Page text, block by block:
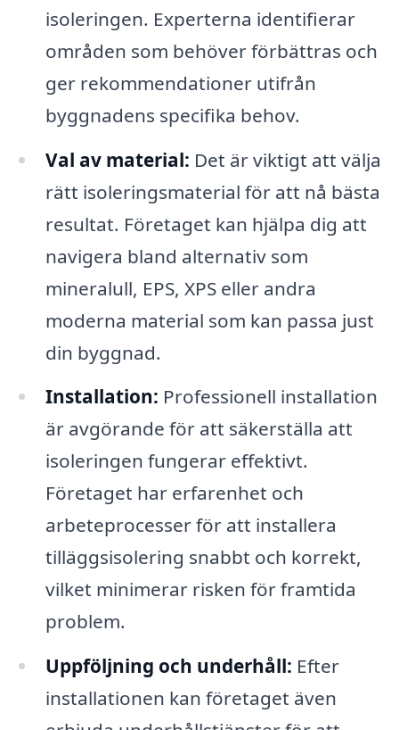
isoleringen. Experterna identifierar
områden som behöver förbättras och
ger rekommendationer utifrån
byggnadens specifika behov.
Val av material: Det är viktigt att välja
rätt isoleringsmaterial för att nå bästa
resultat. Företaget kan hjälpa dig att
navigera bland alternativ som
mineralull, EPS, XPS eller andra
moderna material som kan passa just
din byggnad.
Installation: Professionell installation
är avgörande för att säkerställa att
isoleringen fungerar effektivt.
Företaget har erfarenhet och
arbeteprocesser för att installera
tilläggsisolering snabbt och korrekt,
vilket minimerar risken för framtida
problem.
Uppföljning och underhåll: Efter
installationen kan företaget även